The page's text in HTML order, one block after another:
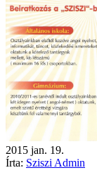
2015 jan. 19.
Írta: Sziszi Admin